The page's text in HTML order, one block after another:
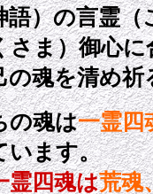
語）の言霊
さま）御心
の魂を清め
の魂は一霊四
います。
霊四魂は荒魂